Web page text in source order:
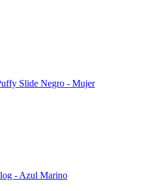
Slide Negro - Mujer
- Azul Marino